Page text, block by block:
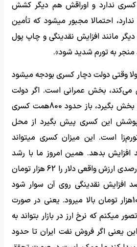
کسری ندارد و اوراقش هم دیگر کشش
احتمالا مجبور میشود که تأمین
مانند افزایش نقدینگی و چاپ پول
منجر به تورم شدید شود».
وقتی دولت دچار کسری بودجه میشود
می‌کند، بخش عمرانی است. اگر دولت
700همت را هم از این بخش بگیرد، باز حدود 800همت کسری
پوشش این کسری پیش‌ بگیرد از محل
است. این میزان کسری میتواند
را تا 60 درصد افزایش بدهد. همین امروز ما با رشد
اقتصادی ناپایدار 3.5درصدی ارزش واقعی دلار را 62 هزار تومان
اگر این 60 درصد افزایش نقدینگی روی آن سوار شود
ارزش واقعی دلار تا 100هزار تومان بالا میرود. یعنی در صورت
میکنم که نرخ ارز در بازار بتواند به
این یعنی اگر فروش نفت ایران تا حدود